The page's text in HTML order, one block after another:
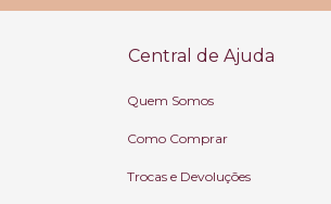
Central de Ajuda
Quem Somos
Como Comprar
Trocas e Devoluções